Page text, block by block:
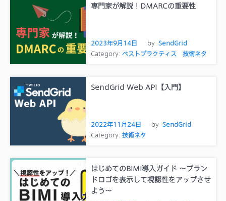
専門家が解説！DMARCの重要性
2023年9月14日 by SendGrid
Category: ベストプラクティス 技術ネタ
SendGrid Web API【入門】
2022年11月24日 by SendGrid
Category: 技術ネタ
はじめてのBIMI導入ガイド ～ブラン
ドロゴを表示して視認性をアップさせ
よう～